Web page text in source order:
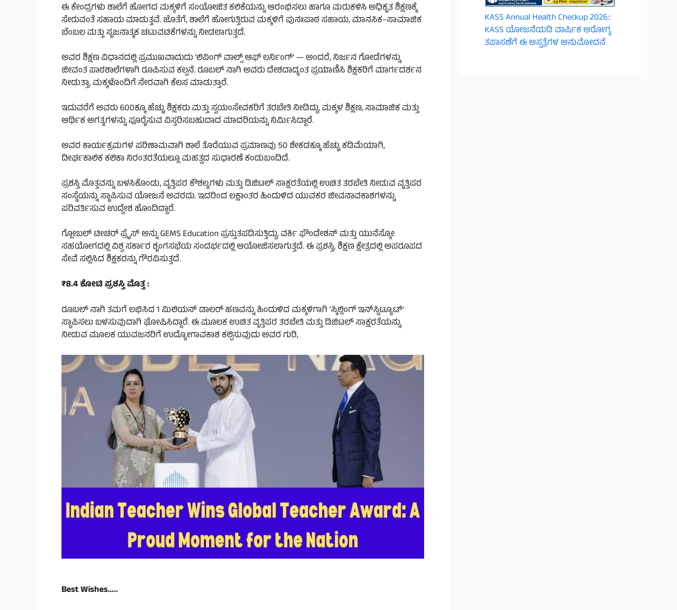
ಈ ಕೇಂದ್ರಗಳು ಶಾಲೆಗೆ ಹೋಗದ ಮಕ್ಕಳಿಗೆ ಸಂಯೋಜಿತ ಕಲಿಕೆಯನ್ನು ಆರಂಭಿಸಲು ಹಾಗೂ ಮರುಕಳಿಸಿ ಅಧಿಕೃತ ಶಿಕ್ಷಣಕ್ಕೆ
ಸೇರುವಂತೆ ಸಹಾಯ ಮಾಡುತ್ತವೆ. ಜೊತೆಗೆ, ಶಾಲೆಗೆ ಹೋಗುತ್ತಿರುವ ಮಕ್ಕಳಿಗೆ ಪುನಃಪಾಠ ಸಹಾಯ, ಮಾನಸಿಕ–ಸಾಮಾಜಿಕ
ಬೆಂಬಲ ಮತ್ತು ಸೃಜನಾತ್ಮಕ ಚಟುವಟಿಕೆಗಳನ್ನು ನೀಡಲಾಗುತ್ತದೆ.
ಅವರ ಶಿಕ್ಷಣ ವಿಧಾನದಲ್ಲಿ ಪ್ರಮುಖವಾದುದು ‘ಲಿವಿಂಗ್ ವಾಲ್ಸ್ ಆಫ್ ಲರ್ನಿಂಗ್’ — ಅಂದರೆ, ನಿರ್ಜನ ಗೋಡೆಗಳನ್ನು
ಜೀವಂತ ಪಾಠಶಾಲೆಗಳಾಗಿ ರೂಪಿಸುವ ಕಲ್ಪನೆ. ರೂಬಲ್ ನಾಗಿ ಅವರು ದೇಶದಾದ್ಯಂತ ಪ್ರಯಾಣಿಸಿ ಶಿಕ್ಷಕರಿಗೆ ಮಾರ್ಗದರ್ಶನ
ನೀಡುತ್ತಾ, ಮಕ್ಕಳೊಂದಿಗೆ ನೇರವಾಗಿ ಕೆಲಸ ಮಾಡುತ್ತಾರೆ.
ಇದುವರೆಗೆ ಅವರು 600ಕ್ಕೂ ಹೆಚ್ಚು ಶಿಕ್ಷಕರು ಮತ್ತು ಸ್ವಯಂಸೇವಕರಿಗೆ ತರಬೇತಿ ನೀಡಿದ್ದು, ಮಕ್ಕಳ ಶಿಕ್ಷಣ, ಸಾಮಾಜಿಕ ಮತ್ತು
ಆರ್ಥಿಕ ಅಗತ್ಯಗಳನ್ನು ಪೂರೈಸುವ ವಿಸ್ತರಿಸಬಹುದಾದ ಮಾದರಿಯನ್ನು ನಿರ್ಮಿಸಿದ್ದಾರೆ.
ಅವರ ಕಾರ್ಯಕ್ರಮಗಳ ಪರಿಣಾಮವಾಗಿ ಶಾಲೆ ತೊರೆಯುವ ಪ್ರಮಾಣವು 50 ಶೇಕಡಕ್ಕೂ ಹೆಚ್ಚು ಕಡಿಮೆಯಾಗಿ,
ದೀರ್ಘಕಾಲಿಕ ಕಲಿಕಾ ನಿರಂತರತೆಯಲ್ಲೂ ಮಹತ್ವದ ಸುಧಾರಣೆ ಕಂಡುಬಂದಿದೆ.
ಪ್ರಶಸ್ತಿ ಮೊತ್ತವನ್ನು ಬಳಸಿಕೊಂಡು, ವೃತ್ತಿಪರ ಕೌಶಲ್ಯಗಳು ಮತ್ತು ಡಿಜಿಟಲ್ ಸಾಕ್ಷರತೆಯಲ್ಲಿ ಉಚಿತ ತರಬೇತಿ ನೀಡುವ ವೃತ್ತಿಪರ
ಸಂಸ್ಥೆಯನ್ನು ಸ್ಥಾಪಿಸುವ ಯೋಜನೆ ಅವರದು. ಇದರಿಂದ ಲಕ್ಷಾಂತರ ಹಿಂದುಳಿದ ಯುವಕರ ಜೀವನಾವಕಾಶಗಳನ್ನು
ಪರಿವರ್ತಿಸುವ ಉದ್ದೇಶ ಹೊಂದಿದ್ದಾರೆ.
ಗ್ಲೋಬಲ್ ಟೀಚರ್ ಪ್ರೈಸ್ ಅನ್ನು GEMS Education ಪ್ರಸ್ತುತಪಡಿಸುತ್ತಿದ್ದು, ವರ್ಕಿ ಫೌಂಡೇಶನ್ ಮತ್ತು ಯುನೆಸ್ಕೋ
ಸಹಯೋಗದಲ್ಲಿ ವಿಶ್ವ ಸರ್ಕಾರ ಶೃಂಗಸಭೆಯ ಸಂದರ್ಭದಲ್ಲಿ ಆಯೋಜಿಸಲಾಗುತ್ತದೆ. ಈ ಪ್ರಶಸ್ತಿ, ಶಿಕ್ಷಣ ಕ್ಷೇತ್ರದಲ್ಲಿ ಅಪರೂಪದ
ಸೇವೆ ಸಲ್ಲಿಸಿದ ಶಿಕ್ಷಕರನ್ನು ಗೌರವಿಸುತ್ತದೆ.
₹8.4 ಕೋಟಿ ಪ್ರಶಸ್ತಿ ಮೊತ್ತ :
ರೂಬಲ್ ನಾಗಿ ತಮಗೆ ಲಭಿಸಿದ 1 ಮಿಲಿಯನ್ ಡಾಲರ್ ಹಣವನ್ನು ಹಿಂದುಳಿದ ಮಕ್ಕಳಿಗಾಗಿ ‘ಸ್ಕಿಲ್ಲಿಂಗ್ ಇನ್‌ಸ್ಟಿಟ್ಯೂಟ್’
ಸ್ಥಾಪಿಸಲು ಬಳಸುವುದಾಗಿ ಘೋಷಿಸಿದ್ದಾರೆ. ಈ ಮೂಲಕ ಉಚಿತ ವೃತ್ತಿಪರ ತರಬೇತಿ ಮತ್ತು ಡಿಜಿಟಲ್ ಸಾಕ್ಷರತೆಯನ್ನು
ನೀಡುವ ಮೂಲಕ ಯುವಜನರಿಗೆ ಉದ್ಯೋಗಾವಕಾಶ ಕಲ್ಪಿಸುವುದು ಅವರ ಗುರಿ,
Best Wishes…..
KASS Annual Health Checkup 2026::
KASS ಯೋಜನೆಯಡಿ ವಾರ್ಷಿಕ ಆರೋಗ್ಯ
ತಪಾಸಣೆಗೆ ಈ ಆಸ್ಪತ್ರೆಗಳ ಅನುಮೋದನೆ